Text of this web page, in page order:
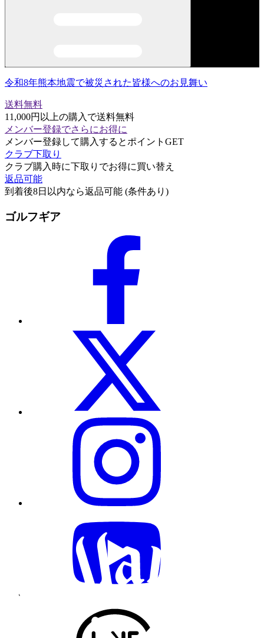
令和8年熊本地震で被災された皆様へのお見舞い
送料無料
11,000円以上の購入で送料無料
メンバー登録でさらにお得に
メンバー登録して購入するとポイントGET
クラブ下取り
クラブ購入時に下取りでお得に買い替え
返品可能
到着後8日以内なら返品可能 (条件あり)
ゴルフギア